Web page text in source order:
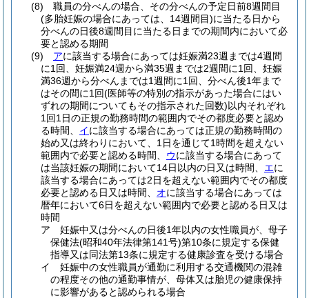
(8)
職員の分べんの場合、その分べんの予定日前8週間目
(多胎妊娠の場合にあっては、14週間目)に当たる日から
分べんの日後8週間目に当たる日までの期間内において必
要と認める期間
(9)
アに該当する場合にあっては妊娠満23週までは4週間
に1回、妊娠満24週から満35週までは2週間に1回、妊娠
満36週から分べんまでは1週間に1回、分べん後1年まで
はその間に1回(医師等の特別の指示があった場合にはい
ずれの期間についてもその指示された回数)以内それぞれ
1回1日の正規の勤務時間の範囲内でその都度必要と認め
る時間、 イに該当する場合にあっては正規の勤務時間の
始め又は終わりにおいて、1日を通じて1時間を超えない
範囲内で必要と認める時間、 ウに該当する場合にあって
は当該妊娠の期間において14日以内の日又は時間、 エに
該当する場合にあっては2日を超えない範囲内でその都度
必要と認める日又は時間、 オに該当する場合にあっては
暦年において6日を超えない範囲内で必要と認める日又は
時間
ア
妊娠中又は分べんの日後1年以内の女性職員が、母子
保健法(昭和40年法律第141号)第10条に規定する保健
指導又は同法第13条に規定する健康診査を受ける場合
イ
妊娠中の女性職員が通勤に利用する交通機関の混雑
の程度その他の通勤事情が、母体又は胎児の健康保持
に影響があると認められる場合